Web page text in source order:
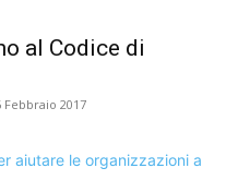
al Codice di
Febbraio 2017